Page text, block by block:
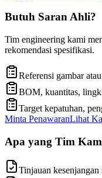
Butuh Saran Ahli?
Tim engineering kami
rekomendasi spesifikasi.
Referensi gambar
BOM, kuantitas,
Target kepatuhan,
Minta PenawaranLihat
Apa yang Tim
Tinjauan kesenjangan